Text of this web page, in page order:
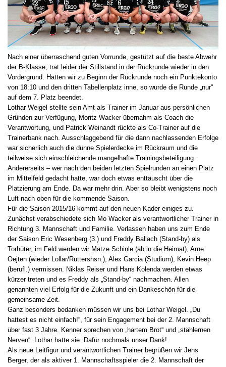
Nach einer überraschend guten Vorrunde, gestützt auf die beste Abwehr
der B-Klasse, trat leider der Stillstand in der Rückrunde wieder in den
Vordergrund. Hatten wir zu Beginn der Rückrunde noch ein Punktekonto
von 18:10 und den dritten Tabellenplatz inne, so wurde die Runde „nur“
auf dem 7. Platz beendet.
Lothar Weigel stellte sein Amt als Trainer im Januar aus persönlichen
Gründen zur Verfügung, Moritz Wacker übernahm als Coach die
Verantwortung, und Patrick Weinandt rückte als Co-Trainer auf die
Trainerbank nach. Ausschlaggebend für die dann nachlassenden Erfolge
war sicherlich auch die dünne Spielerdecke im Rückraum und die
teilweise sich einschleichende mangelhafte Trainingsbeteiligung.
Andererseits – wer nach den beiden letzten Spielrunden an einen Platz
im Mittelfeld gedacht hatte, war doch etwas enttäuscht über die
Platzierung am Ende. Da war mehr drin. Aber so bleibt wenigstens noch
Luft nach oben für die kommende Saison.
Für die Saison 2015/16 kommt auf den neuen Kader einiges zu.
Zunächst verabschiedete sich Mo Wacker als verantwortlicher Trainer in
Richtung 3. Mannschaft und Familie. Verlassen haben uns zum Ende
der Saison Eric Wesenberg (3.) und Freddy Ballach (Stand-by) als
Torhüter, im Feld werden wir Matze Schinle (ab in die Heimat), Arne
Oejten (wieder Lollar/Ruttershsn.), Alex Garcia (Studium), Kevin Heep
(berufl.) vermissen. Niklas Reiser und Hans Kolenda werden etwas
kürzer treten und es Freddy als „Stand-by“ nachmachen. Allen
genannten viel Erfolg für die Zukunft und ein Dankeschön für die
gemeinsame Zeit.
Ganz besonders bedanken müssen wir uns bei Lothar Weigel. „Du
hattest es nicht einfach!“, für sein Engagement bei der 2. Mannschaft
über fast 3 Jahre. Kenner sprechen von „hartem Brot“ und „stählernen
Nerven“. Lothar hatte sie. Dafür nochmals unser Dank!
Als neue Leitfigur und verantwortlichen Trainer begrüßen wir Jens
Berger, der als aktiver 1. Mannschaftsspieler die 2. Mannschaft der